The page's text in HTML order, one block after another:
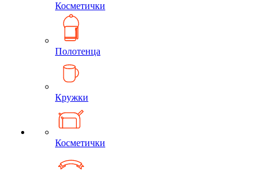
Косметички
Полотенца
Кружки
Косметички